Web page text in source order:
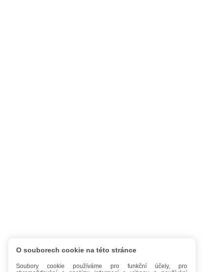
O souborech cookie na této stránce
Soubory cookie používáme pro funkční účely, pro